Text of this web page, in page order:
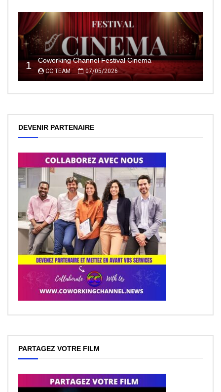
1 Coworking Channel Festival Cinema
CC TEAM 07/05/2026
DEVENIR PARTENAIRE
PARTAGEZ VOTRE FILM